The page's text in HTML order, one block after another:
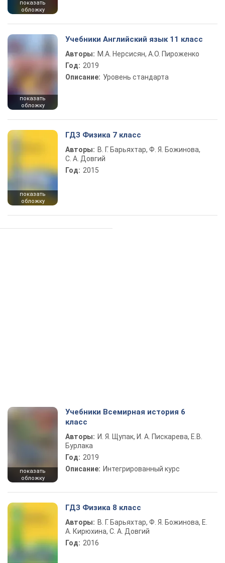
показать
обложку
показать
обложку
Учебники Английский язык 11 класс
Авторы: М.А. Нерсисян, А.О. Пироженко
Год: 2019
Описание: Уровень стандарта
показать
обложку
ГДЗ Физика 7 класс
Авторы: В. Г. Барьяхтар, Ф. Я. Божинова,
С. А. Довгий
Год: 2015
показать
обложку
Учебники Всемирная история 6
класс
Авторы: И. Я. Щупак, И. А. Пискарева, Е.В.
Бурлака
Год: 2019
Описание: Интегрированный курс
ГДЗ Физика 8 класс
Авторы: В. Г. Барьяхтар, Ф. Я. Божинова, Е.
А. Кирюхина, С. А. Довгий
Год: 2016